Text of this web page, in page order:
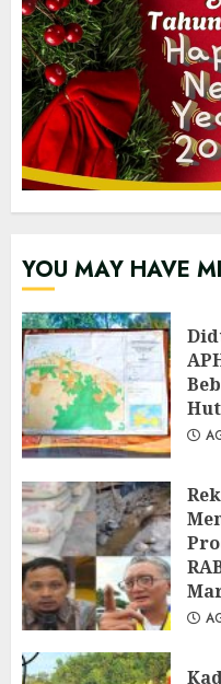
YOU MAY HAVE